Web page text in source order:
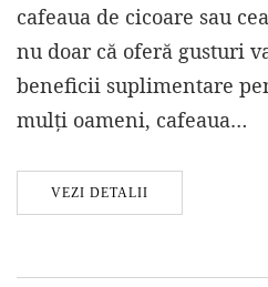
cafeaua de cicoare sau
nu doar că oferă gusturi
beneficii suplimentare
mulți oameni, cafeaua…
VEZI DETALII